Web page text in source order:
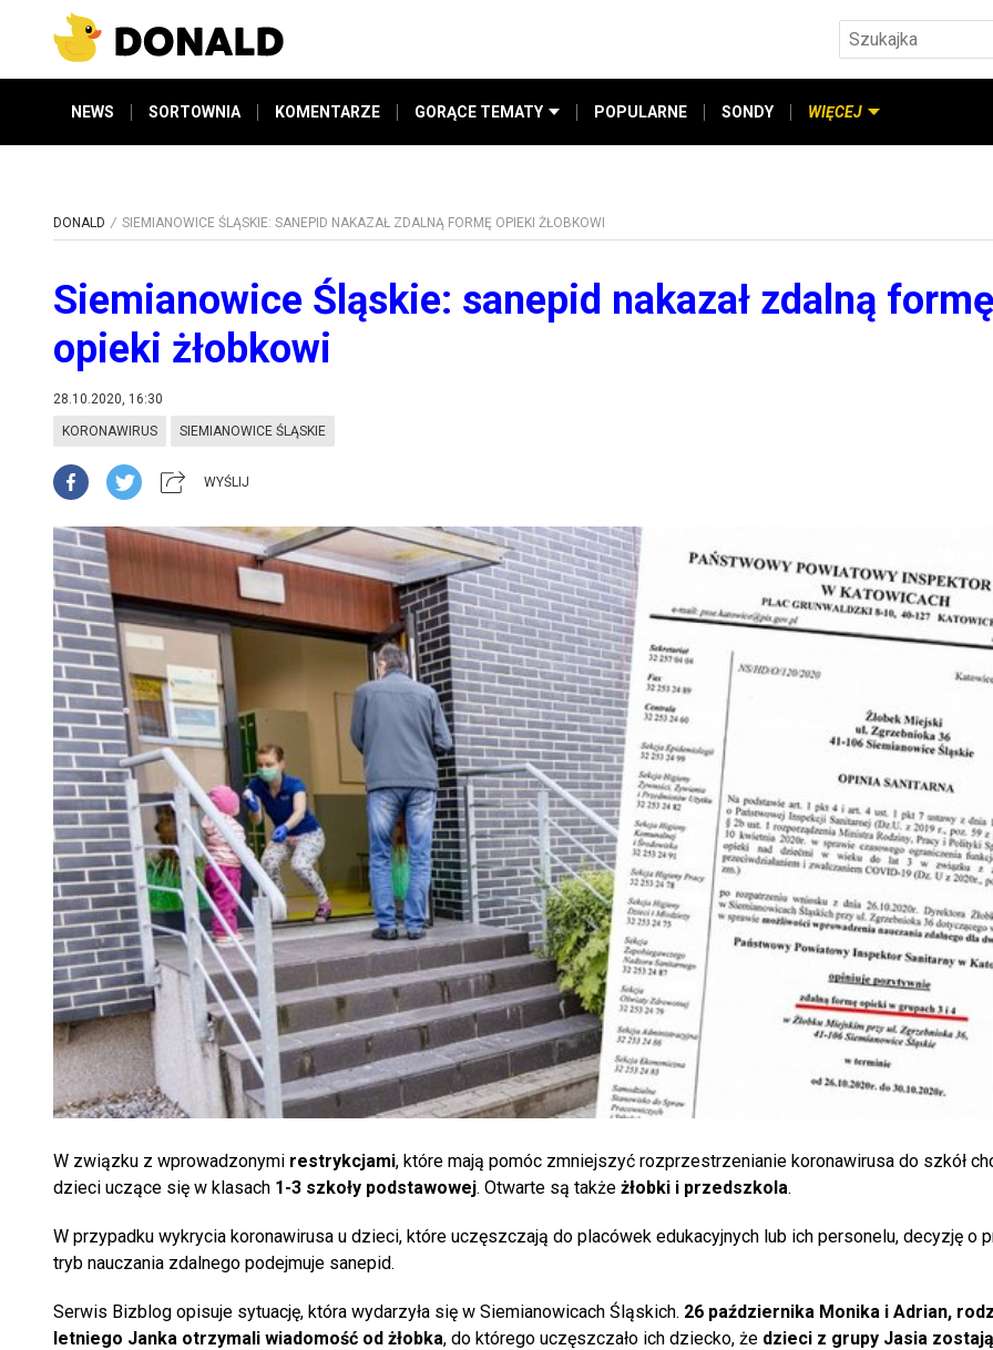
NEWS SORTOWNIA KOMENTARZE GORĄCE TEMATY POPULARNE SONDY WIĘCEJ
DONALD SIEMIANOWICE ŚLĄSKIE: SANEPID NAKAZAŁ ZDALNĄ FORMĘ OPIEKI ŻŁOBKOWI
Siemianowice Śląskie: sanepid nakazał zdalną formę
opieki żłobkowi
28.10.2020, 16:30
KORONAWIRUS SIEMIANOWICE ŚLĄSKIE
WYŚLIJ
W związku z wprowadzonymi restrykcjami, które mają pomóc zmniejszyć rozprzestrzenianie koronawirusa do szkół
dzieci uczące się w klasach 1-3 szkoły podstawowej. Otwarte są także żłobki i przedszkola.
W przypadku wykrycia koronawirusa u dzieci, które uczęszczają do placówek edukacyjnych lub ich personelu, decyzję o
tryb nauczania zdalnego podejmuje sanepid.
Serwis Bizblog opisuje sytuację, która wydarzyła się w Siemianowicach Śląskich. 26 października Monika i Adrian,
letniego Janka otrzymali wiadomość od żłobka, do którego uczęszczało ich dziecko, że dzieci z grupy Jasia